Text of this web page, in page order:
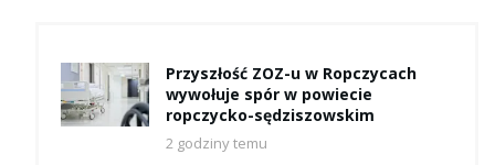
Przyszłość ZOZ-u w Ropczycach
wywołuje spór w powiecie
ropczycko-sędziszowskim
2 godziny temu